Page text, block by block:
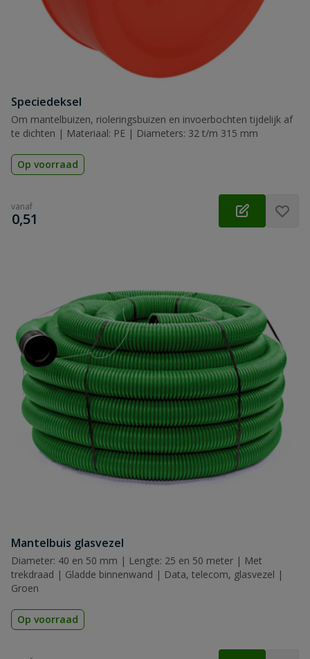
Speciedeksel
Om mantelbuizen, rioleringsbuizen en invoerbochten tijdelijk af
te dichten | Materiaal: PE | Diameters: 32 t/m 315 mm
Op voorraad
vanaf
€
0,51
Mantelbuis glasvezel
Diameter: 40 en 50 mm | Lengte: 25 en 50 meter | Met
trekdraad | Gladde binnenwand | Data, telecom, glasvezel |
Groen
Op voorraad